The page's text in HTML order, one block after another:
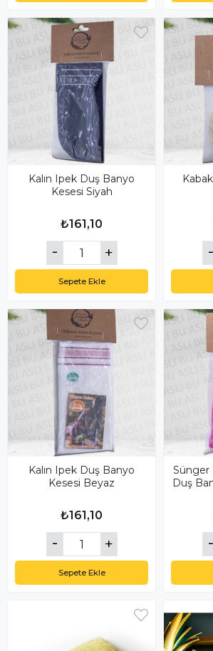
Kalın Ipek Duş Banyo
Kesesi Siyah
₺161,10
Sepete Ekle
Kalın Ipek Duş Banyo
Kesesi Beyaz
₺161,10
Sepete Ekle
Sünger
Duş